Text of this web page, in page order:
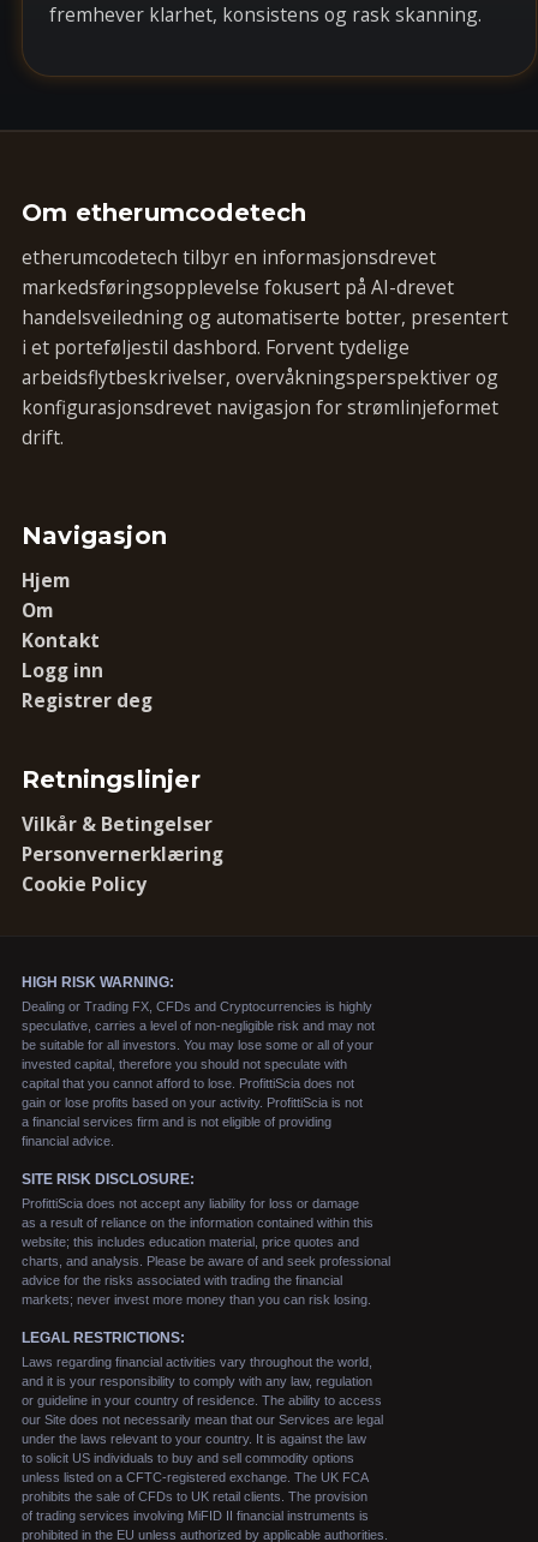
fremhever klarhet, konsistens og rask skanning.
Om etherumcodetech
etherumcodetech tilbyr en informasjonsdrevet
markedsføringsopplevelse fokusert på AI-drevet
handelsveiledning og automatiserte botter, presentert
i et porteføljestil dashbord. Forvent tydelige
arbeidsflytbeskrivelser, overvåkningsperspektiver og
konfigurasjonsdrevet navigasjon for strømlinjeformet
drift.
Navigasjon
Hjem
Om
Kontakt
Logg inn
Registrer deg
Retningslinjer
Vilkår & Betingelser
Personvernerklæring
Cookie Policy